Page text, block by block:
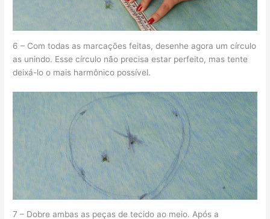
6 – Com todas as marcações feitas, desenhe agora um círculo
as unindo. Esse círculo não precisa estar perfeito, mas tente
deixá-lo o mais harmônico possível.
7 – Dobre ambas as peças de tecido ao meio. Após a